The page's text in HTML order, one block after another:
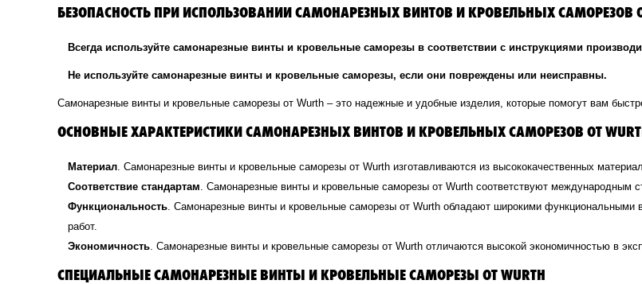
БЕЗОПАСНОСТЬ ПРИ ИСПОЛЬЗОВАНИИ САМОНАРЕЗНЫХ ВИНТОВ И КРОВЕЛЬНЫХ САМОРЕЗОВ
Всегда используйте самонарезные винты и кровельные саморезы в соответствии с инструкциями
Не используйте самонарезные винты и кровельные саморезы, если они повреждены или неисправны.
Самонарезные винты и кровельные саморезы от Wurth – это надежные и удобные изделия, которые помогут вам
ОСНОВНЫЕ ХАРАКТЕРИСТИКИ САМОНАРЕЗНЫХ ВИНТОВ И КРОВЕЛЬНЫХ САМОРЕЗОВ ОТ
Материал . Самонарезные винты и кровельные саморезы от Wurth изготавливаются из высококачественных
Соответствие стандартам . Самонарезные винты и кровельные саморезы от Wurth соответствуют международным
Функциональность . Самонарезные винты и кровельные саморезы от Wurth обладают широкими функциональными
работ.
Экономичность . Самонарезные винты и кровельные саморезы от Wurth отличаются высокой экономичностью в
СПЕЦИАЛЬНЫЕ САМОНАРЕЗНЫЕ ВИНТЫ И КРОВЕЛЬНЫЕ САМОРЕЗЫ ОТ WURTH